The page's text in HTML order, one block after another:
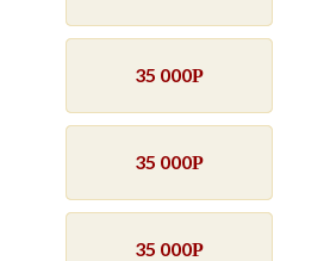
35 000Р
35 000Р
35 000Р